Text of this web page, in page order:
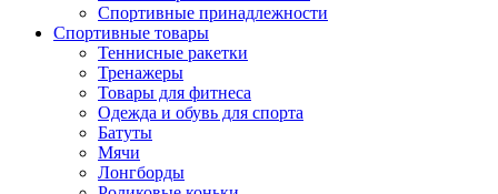
Спортивные принадлежности
Спортивные товары
Теннисные ракетки
Тренажеры
Товары для фитнеса
Одежда и обувь для спорта
Батуты
Мячи
Лонгборды